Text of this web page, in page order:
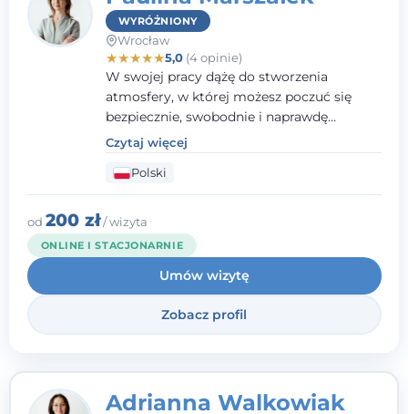
WYRÓŻNIONY
Wrocław
★★★★★5,0(4 opinie)
W swojej pracy dążę do stworzenia
atmosfery, w której możesz poczuć się
bezpiecznie, swobodnie i naprawdę
wysłuchany(-a). Zależy mi na
towarzyszeniu Ci w drodze do większego
dobrostanu, lepszego poznania siebie oraz
budowania wartościowych i
satysfakcjonujących relacji - zarówno z
innymi, jak i z samym sobą. Możliwość
bycia częścią tego procesu traktuję jako
duże wyróżnienie.
Czytaj więcej
Polski
od 200 zł/ wizyta
ONLINE I STACJONARNIE
Umów wizytę
Zobacz profil
Adrianna Walkowiak